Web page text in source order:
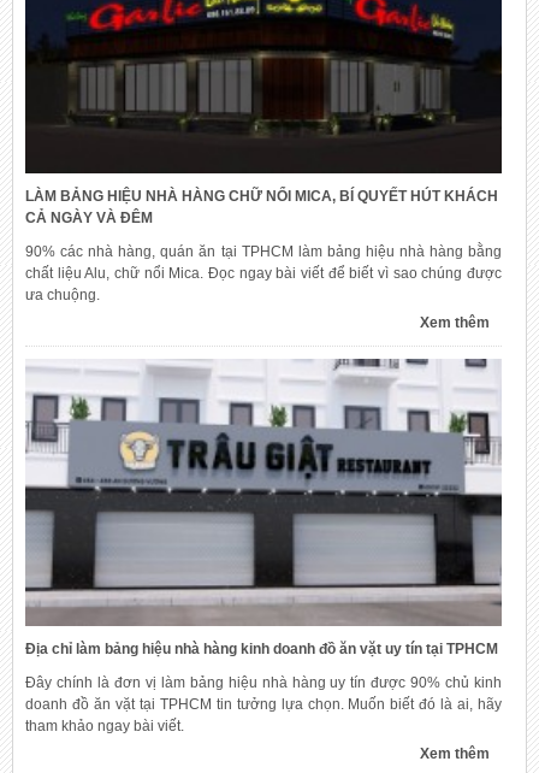
LÀM BẢNG HIỆU NHÀ HÀNG CHỮ NỔI MICA, BÍ QUYẾT HÚT KHÁCH
CẢ NGÀY VÀ ĐÊM
90% các nhà hàng, quán ăn tại TPHCM làm bảng hiệu nhà hàng bằng
chất liệu Alu, chữ nổi Mica. Đọc ngay bài viết để biết vì sao chúng được
ưa chuộng.
Xem thêm
Địa chỉ làm bảng hiệu nhà hàng kinh doanh đồ ăn vặt uy tín tại TPHCM
Đây chính là đơn vị làm bảng hiệu nhà hàng uy tín được 90% chủ kinh
doanh đồ ăn vặt tại TPHCM tin tưởng lựa chọn. Muốn biết đó là ai, hãy
tham khảo ngay bài viết.
Xem thêm